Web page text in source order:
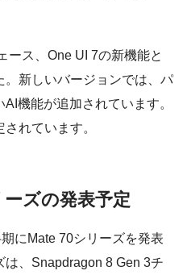
ース、One UI 7の新機能と
新しいバージョンでは、パ
機能が追加されています。
れています。
ズの発表予定
にMate 70シリーズを発表
、Snapdragon 8 Gen 3チ